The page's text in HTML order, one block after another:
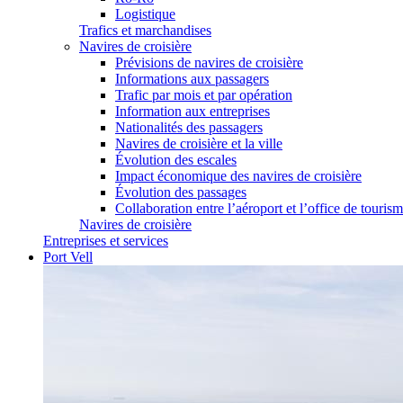
Logistique
Trafics et marchandises
Navires de croisière
Prévisions de navires de croisière
Informations aux passagers
Trafic par mois et par opération
Information aux entreprises
Nationalités des passagers
Navires de croisière et la ville
Évolution des escales
Impact économique des navires de croisière
Évolution des passages
Collaboration entre l’aéroport et l’office de
Navires de croisière
Entreprises et services
Port Vell